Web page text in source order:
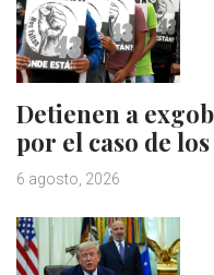
Detienen a
por el caso de
6 agosto, 2026